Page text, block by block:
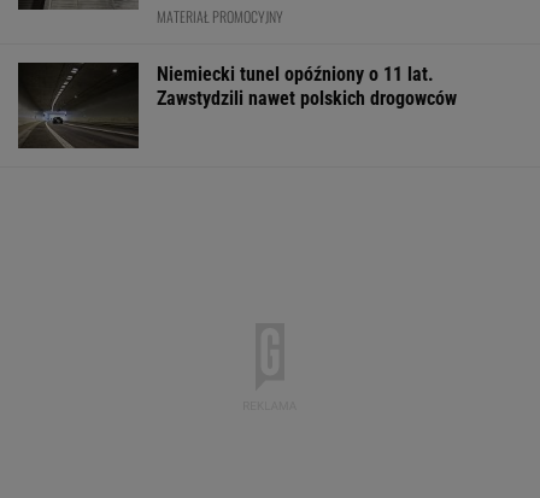
MATERIAŁ PROMOCYJNY
Niemiecki tunel opóźniony o 11 lat.
Zawstydzili nawet polskich drogowców